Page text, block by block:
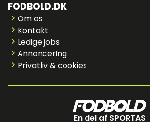
FODBOLD.DK
Om os
Kontakt
Ledige jobs
Annoncering
Privatliv & cookies
En del af SPORTAS